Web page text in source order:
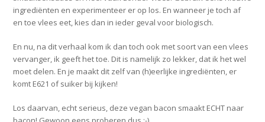
ingrediënten en experimenteer er op los. En wanneer je toch af
en toe vlees eet, kies dan in ieder geval voor biologisch.
En nu, na dit verhaal kom ik dan toch ook met soort van een vlees
vervanger, ik geeft het toe. Dit is namelijk zo lekker, dat ik het wel
moet delen. En je maakt dit zelf van (h)eerlijke ingrediënten, er
komt E621 of suiker bij kijken!
Los daarvan, echt serieus, deze vegan bacon smaakt ECHT naar